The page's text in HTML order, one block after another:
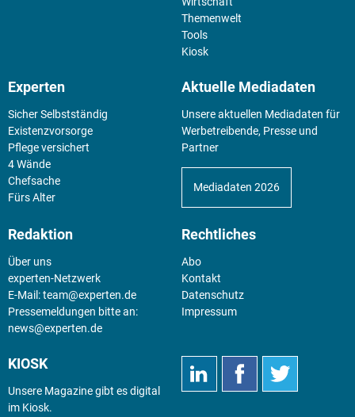
Themenwelt
Tools
Kiosk
Experten
Sicher Selbstständig
Existenz­vorsorge
Pflege versichert
4 Wände
Chefsache
Fürs Alter
Aktuelle Mediadaten
Unsere aktuellen Mediadaten für
Werbetreibende, Presse und
Partner
Mediadaten 2026
Redaktion
Über uns
experten-Netzwerk
E-Mail:team@experten.de
Pressemeldungen bitte an:
news@experten.de
Rechtliches
Abo
Kontakt
Datenschutz
Impressum
KIOSK
Unsere Magazine gibt es digital
im Kiosk.